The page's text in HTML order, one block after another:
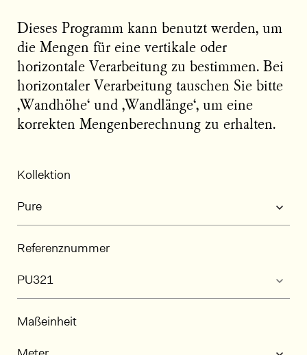
Dieses Programm kann benutzt werden, um
die Mengen für eine vertikale oder
horizontale Verarbeitung zu bestimmen. Bei
horizontaler Verarbeitung tauschen Sie bitte
‚Wandhöhe‘ und ‚Wandlänge‘, um eine
korrekten Mengenberechnung zu erhalten.
Kollektion
Referenznummer
Maßeinheit